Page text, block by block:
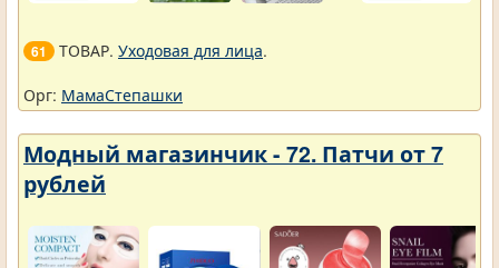
61 ТОВАР. Уходовая для лица.
Орг: МамаСтепашки
Модный магазинчик - 72. Патчи от 7
рублей